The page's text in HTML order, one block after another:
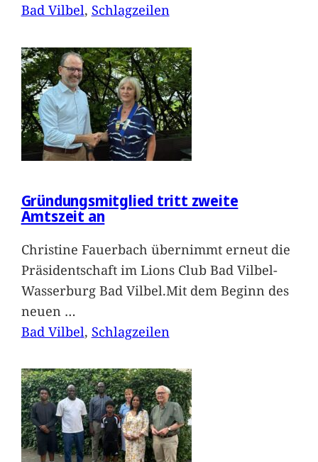
Bad Vilbel, Schlagzeilen
Gründungsmitglied tritt zweite
Amtszeit an
Christine Fauerbach übernimmt erneut die
Präsidentschaft im Lions Club Bad Vilbel-
Wasserburg Bad Vilbel.Mit dem Beginn des
neuen …
Bad Vilbel, Schlagzeilen